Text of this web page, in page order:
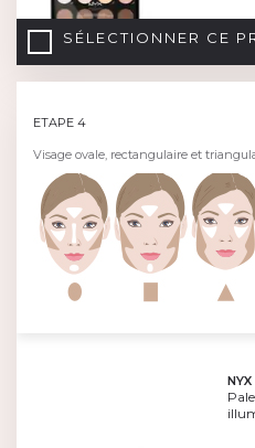
SÉLECTIONNER CE
ETAPE 4
Visage ovale, rectangulaire et